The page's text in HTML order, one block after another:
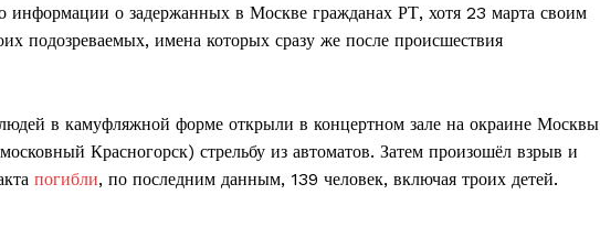
информации о задержанных в Москве гражданах РТ, хотя 23 марта своим
подозреваемых, имена которых сразу же после происшествия
в камуфляжной форме открыли в концертном зале на окраине Москвы
Красногорск) стрельбу из автоматов. Затем произошёл взрыв и
погибли, по последним данным, 139 человек, включая троих детей.